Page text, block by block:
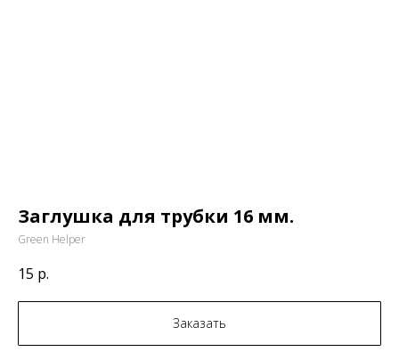
Заглушка для трубки 16 мм.
Green Helper
15 р.
Заказать